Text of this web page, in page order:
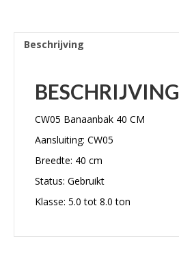
Beschrijving
BESCHRIJVING
CW05 Banaanbak 40 CM
Aansluiting: CW05
Breedte: 40 cm
Status: Gebruikt
Klasse: 5.0 tot 8.0 ton